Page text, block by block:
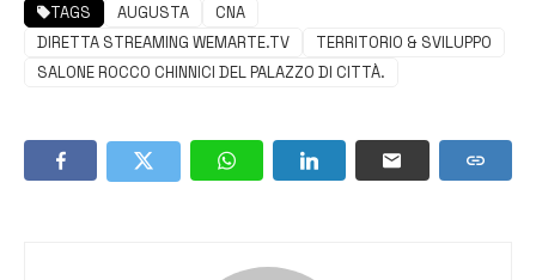
TAGS AUGUSTA
CNA
DIRETTA STREAMING WEMARTE.TV
TERRITORIO & SVILUPPO
SALONE ROCCO CHINNICI DEL PALAZZO DI CITTÀ.